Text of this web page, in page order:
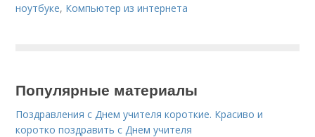
ноутбуке, Компьютер из интернета
Популярные материалы
Поздравления с Днем учителя короткие. Красиво и
коротко поздравить с Днем учителя